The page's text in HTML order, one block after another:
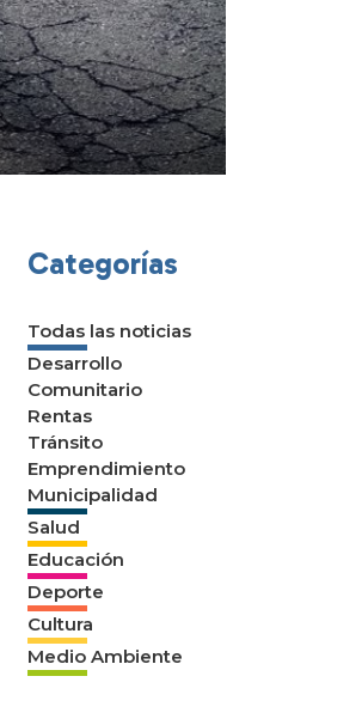
Categorías
Todas las noticias
Desarrollo
Comunitario
Rentas
Tránsito
Emprendimiento
Municipalidad
Salud
Educación
Deporte
Cultura
Medio Ambiente